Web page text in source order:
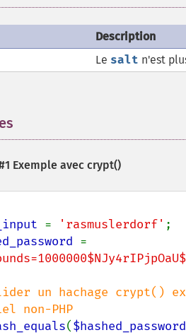
Description
Le salt n'est
Exemple avec crypt()
= 'rasmuslerdorf'
un hachage crypt()
($hashed_password